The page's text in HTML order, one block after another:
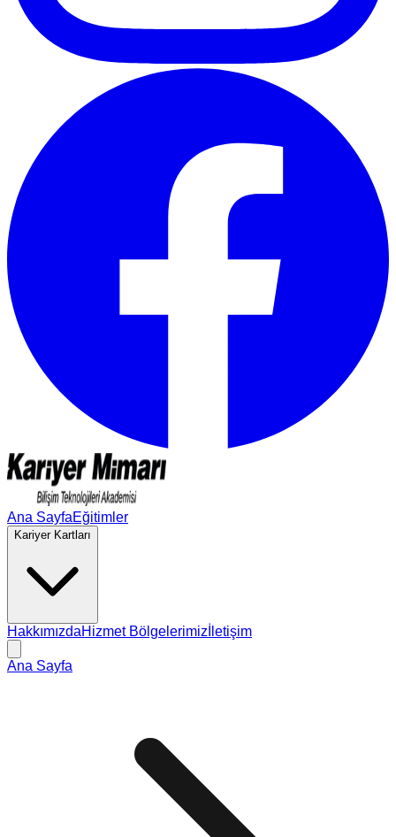
Ana SayfaEğitimler
Kariyer Kartları
HakkımızdaHizmet Bölgelerimiz İletişim
Ana Sayfa